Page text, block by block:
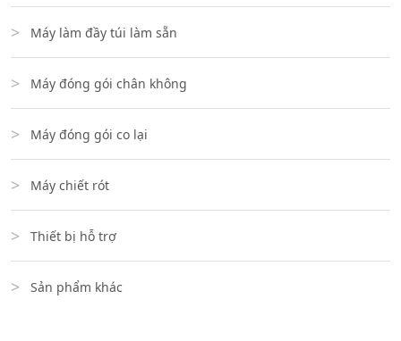
Máy làm đầy túi làm sẵn
Máy đóng gói chân không
Máy đóng gói co lại
Máy chiết rót
Thiết bị hỗ trợ
Sản phẩm khác